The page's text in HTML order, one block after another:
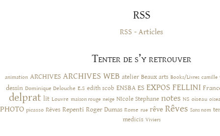
RSS
RSS - Articles
Tenter de s’y retrouver
animation ARCHIVES ARCHIVES WEB atelier Beaux arts Books/Livres camille
dessin Dominique Delouche E.S edith scob ENSBA ES EXPOS FELLINI
delprat lit Louvre maison rouge neige NIcole Stephane notes NS oiseau
PHOTO picasso Rêves Repenti Roger Dumas Rome rue rêve Rêves Sans nom
medicis Viviers